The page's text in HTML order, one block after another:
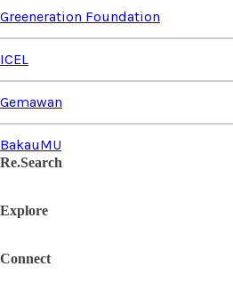
Greeneration Foundation
ICEL
Gemawan
BakauMU
Re.Search
Explore
Connect